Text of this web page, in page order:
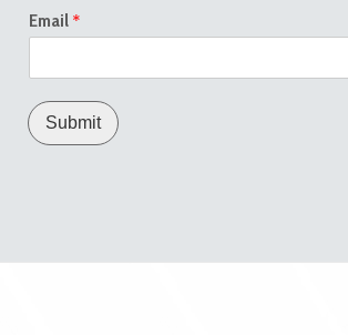
Email *
Submit